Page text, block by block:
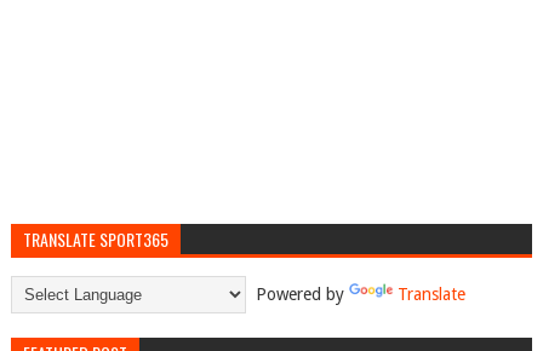
TRANSLATE SPORT365
Powered by Translate